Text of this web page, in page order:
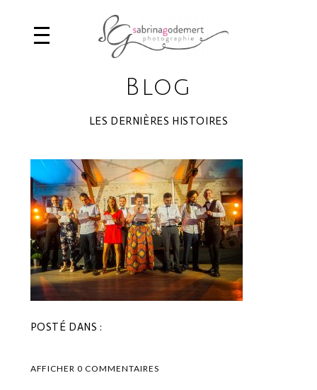
Blog
LES DERNIÈRES HISTOIRES
POSTÉ DANS :
AFFICHER0 COMMENTAIRES